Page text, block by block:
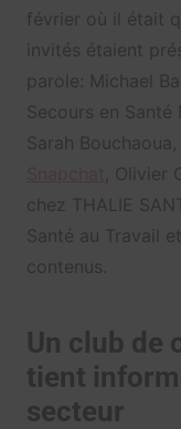
février où il était
invités étaient
parole: Michael
Secours en Santé
Sarah
, Olivier
chez THALIE
Santé au Travail
contenus.
Un club de
tient
secteur